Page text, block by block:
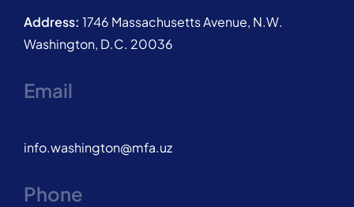
Address: 1746 Massachusetts Avenue, N.W.
Washington, D.C. 20036
Email
info.washington@mfa.uz
Phone